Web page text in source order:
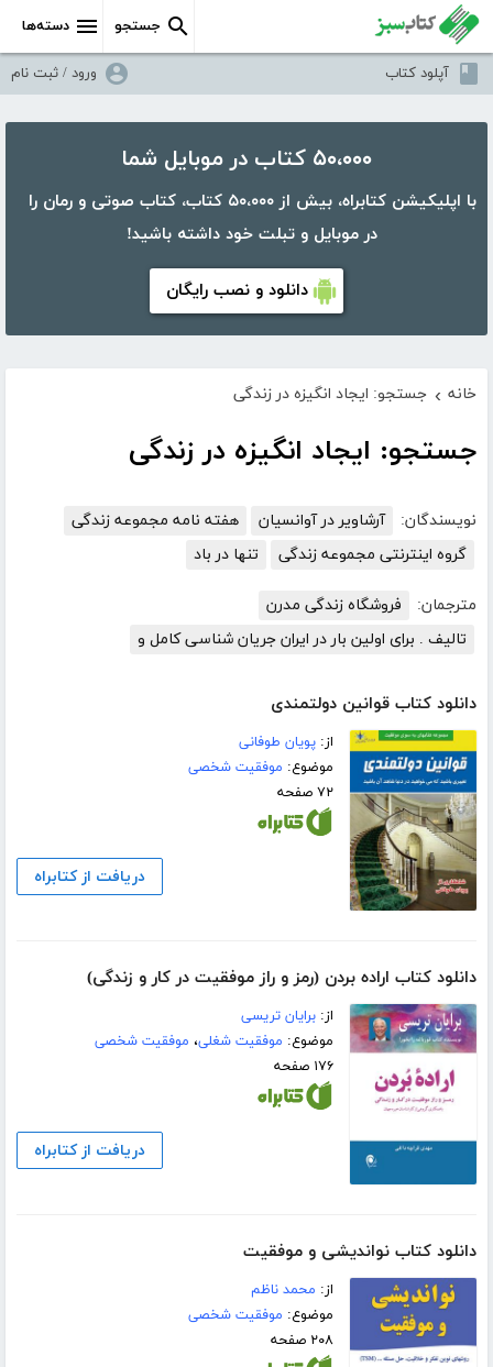
دسته‌ها جستجو
آپلود کتاب ورود / ثبت نام
۵۰،۰۰۰ کتاب در موبایل شما
با اپلیکیشن کتابراه، بیش از ۵۰،۰۰۰ کتاب، کتاب صوتی و رمان را
در موبایل و تبلت خود داشته باشید!
دانلود و نصب رایگان
خانه › جستجو: ایجاد انگیزه در زندگی
جستجو: ایجاد انگیزه در زندگی
نویسندگان: آرشاویر در آوانسیان
هفته نامه مجموعه زندگی
گروه اینترنتی مجموعه زندگی
تنها در باد
مترجمان:
فروشگاه زندگی مدرن
تالیف . برای اولین بار در ایران جریان شناسی کامل و
دانلود کتاب قوانین دولتمندی
از:پویان طوفانی
موضوع: موفقیت شخصی
۷۲ صفحه
دریافت از کتابراه
دانلود کتاب اراده بردن (رمز و راز موفقیت در کار و زندگی)
از:برایان تریسی
موضوع: موفقیت شغلی، موفقیت شخصی
۱۷۶ صفحه
دریافت از کتابراه
دانلود کتاب نواندیشی و موفقیت
از: محمد ناظم
موضوع: موفقیت شخصی
۲۰۸ صفحه